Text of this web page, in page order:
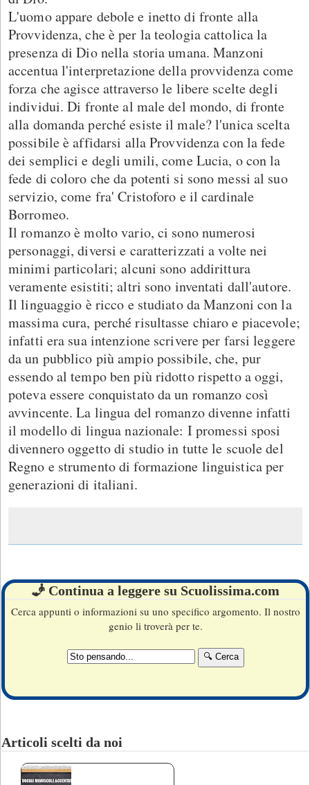
L'uomo appare debole e inetto di fronte alla
Provvidenza, che è per la teologia cattolica la
presenza di Dio nella storia umana. Manzoni
accentua l'interpretazione della provvidenza come
forza che agisce attraverso le libere scelte degli
individui. Di fronte al male del mondo, di fronte
alla domanda perché esiste il male? l'unica scelta
possibile è affidarsi alla Provvidenza con la fede
dei semplici e degli umili, come Lucia, o con la
fede di coloro che da potenti si sono messi al suo
servizio, come fra' Cristoforo e il cardinale
Borromeo.
Il romanzo è molto vario, ci sono numerosi
personaggi, diversi e caratterizzati a volte nei
minimi particolari; alcuni sono addirittura
veramente esistiti; altri sono inventati dall'autore.
Il linguaggio è ricco e studiato da Manzoni con la
massima cura, perché risultasse chiaro e piacevole;
infatti era sua intenzione scrivere per farsi leggere
da un pubblico più ampio possibile, che, pur
essendo al tempo ben più ridotto rispetto a oggi,
poteva essere conquistato da un romanzo così
avvincente. La lingua del romanzo divenne infatti
il modello di lingua nazionale: I promessi sposi
divennero oggetto di studio in tutte le scuole del
Regno e strumento di formazione linguistica per
generazioni di italiani.
🧞 Continua a leggere su Scuolissima.com
Cerca appunti o informazioni su uno specifico argomento. Il nostro
genio li troverà per te.
Articoli scelti da noi